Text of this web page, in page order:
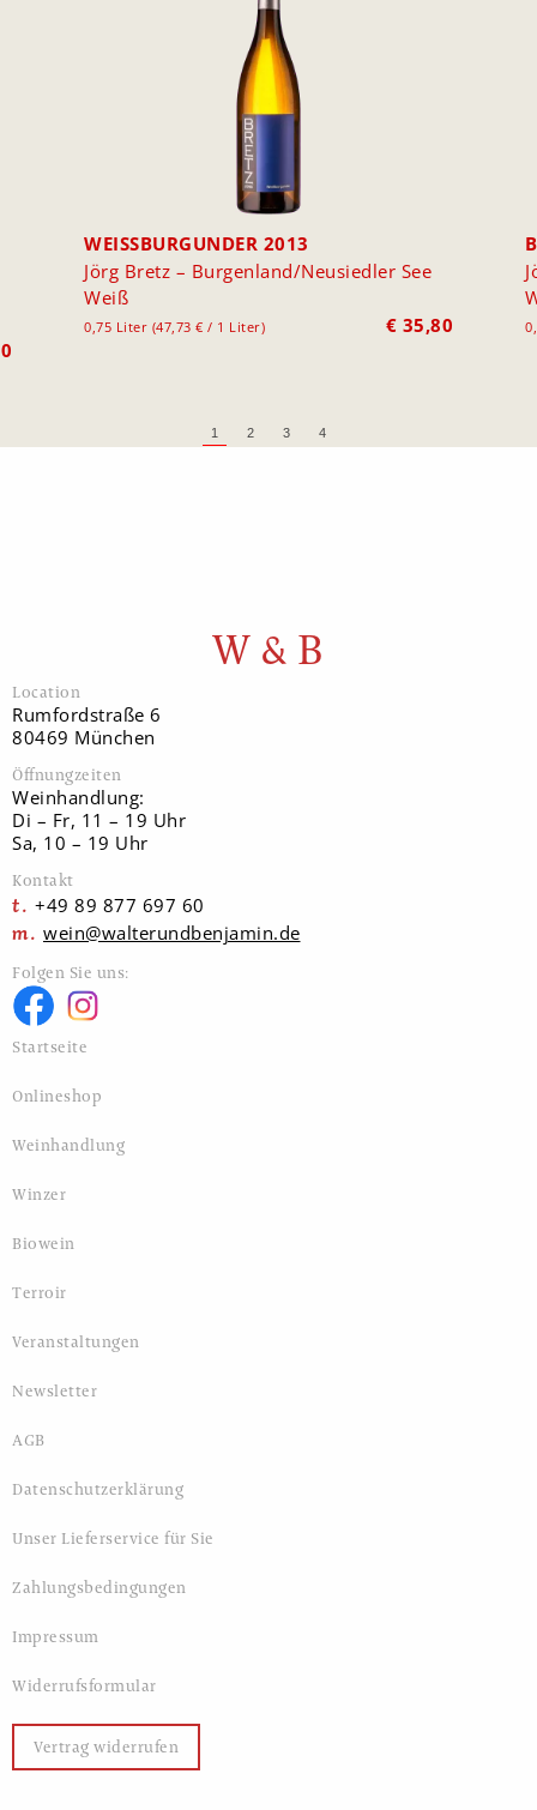
WEISSBURGUNDER 2013
Jörg Bretz – Burgenland/Neusiedler See
Weiß
0,75 Liter (47,73 € / 1 Liter) € 35,80
1 2 3 4
W & B
Location
Rumfordstraße 6
80469 München
Öffnungzeiten
Weinhandlung:
Di – Fr, 11 – 19 Uhr
Sa, 10 – 19 Uhr
Kontakt
+49 89 877 697 60
wein@walterundbenjamin.de
Folgen Sie uns:
Startseite
Onlineshop
Weinhandlung
Winzer
Biowein
Terroir
Veranstaltungen
Newsletter
AGB
Datenschutzerklärung
Unser Lieferservice für Sie
Zahlungsbedingungen
Impressum
Widerrufsformular
Vertrag widerrufen